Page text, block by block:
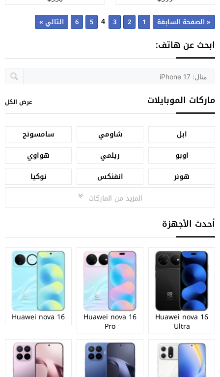
« الصفحة السابقة 1
2
3
4
5
6 التالي »
ابحث عن هاتف:
ماركات الموبايلات عرض الكل
ابل شاومي
سامسونج
اوبو
ريلمي
هواوي
هونر
انفنكس
نوكيا
المزيد من الماركات
أحدث الأجهزة
Huawei nova 16
Ultra
Huawei nova 16
Pro
Huawei nova 16